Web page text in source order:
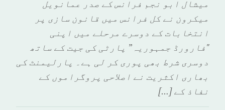
ميشال ابو نجم فرانس کے صدر عمانویل
میکرون نے کل فرانس میں قانون سازی پر
انتخابات کے دوسرے مرحلے میں اپنی
"فارورڈ جمہوریہ” پارٹی کی جیت کے ساتھ
دوسری شرط بھی پوری کر لی ہے۔ پارلیمنٹ کی
بھاری اکثریت نے اصلاحی پروگراموں کے
نفاذ کے […]